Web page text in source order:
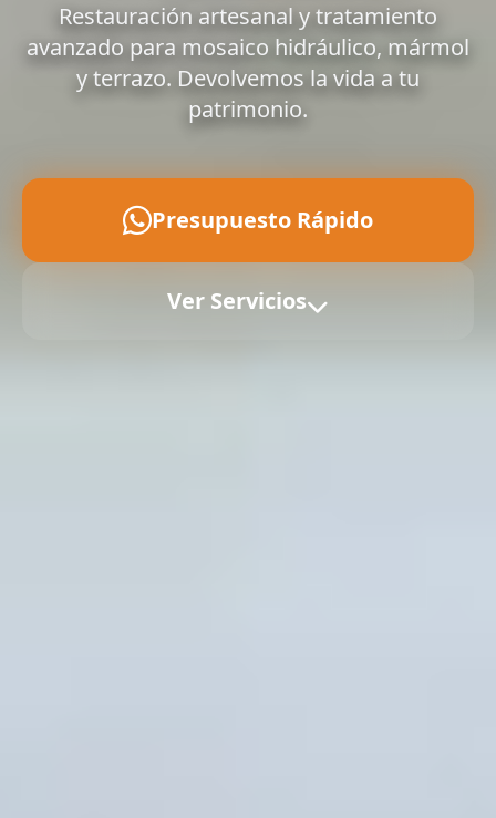
Restauración artesanal y tratamiento
avanzado para mosaico hidráulico, mármol
y terrazo. Devolvemos la vida a tu
patrimonio.
Presupuesto Rápido
Ver Servicios